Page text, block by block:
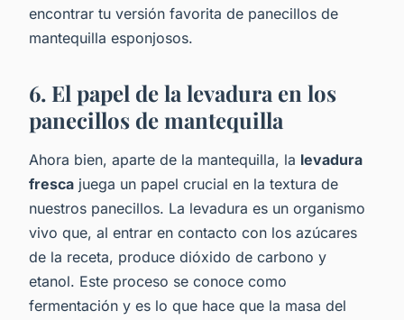
encontrar tu versión favorita de panecillos de
mantequilla esponjosos.
6. El papel de la levadura en los
panecillos de mantequilla
Ahora bien, aparte de la mantequilla, la levadura
fresca juega un papel crucial en la textura de
nuestros panecillos. La levadura es un organismo
vivo que, al entrar en contacto con los azúcares
de la receta, produce dióxido de carbono y
etanol. Este proceso se conoce como
fermentación y es lo que hace que la masa del